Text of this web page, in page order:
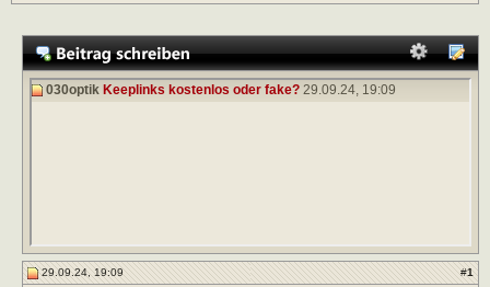
030optik Keeplinks kostenlos oder fake? 29.09.24, 19:09
29.09.24, 19:09 #1